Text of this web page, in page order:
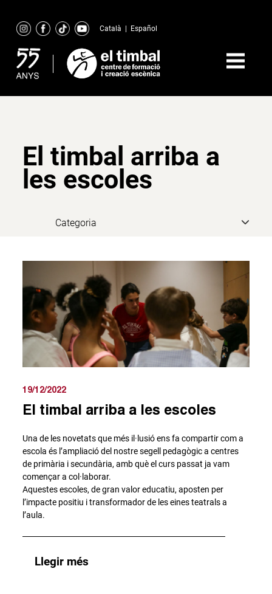
content
Català Español
El timbal arriba a
les escoles
19/12/2022
El timbal arriba a les escoles
Una de les novetats que més il·lusió ens fa compartir com a
escola és l’ampliació del nostre segell pedagògic a centres
de primària i secundària, amb què el curs passat ja vam
començar a col·laborar.
Aquestes escoles, de gran valor educatiu, aposten per
l’impacte positiu i transformador de les eines teatrals a
l’aula.
Llegir més